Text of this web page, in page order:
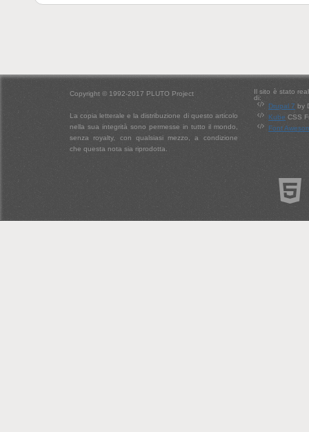
Copyright © 1992-2017 PLUTO Project
La copia letterale e la distribuzione di questo articolo
nella sua integrità sono permesse in tutto il mondo,
senza royalty, con qualsiasi mezzo, a condizione
che questa nota sia riprodotta.
Il sito è stato
di:
Drupal 7 by
Kube CSS
Font